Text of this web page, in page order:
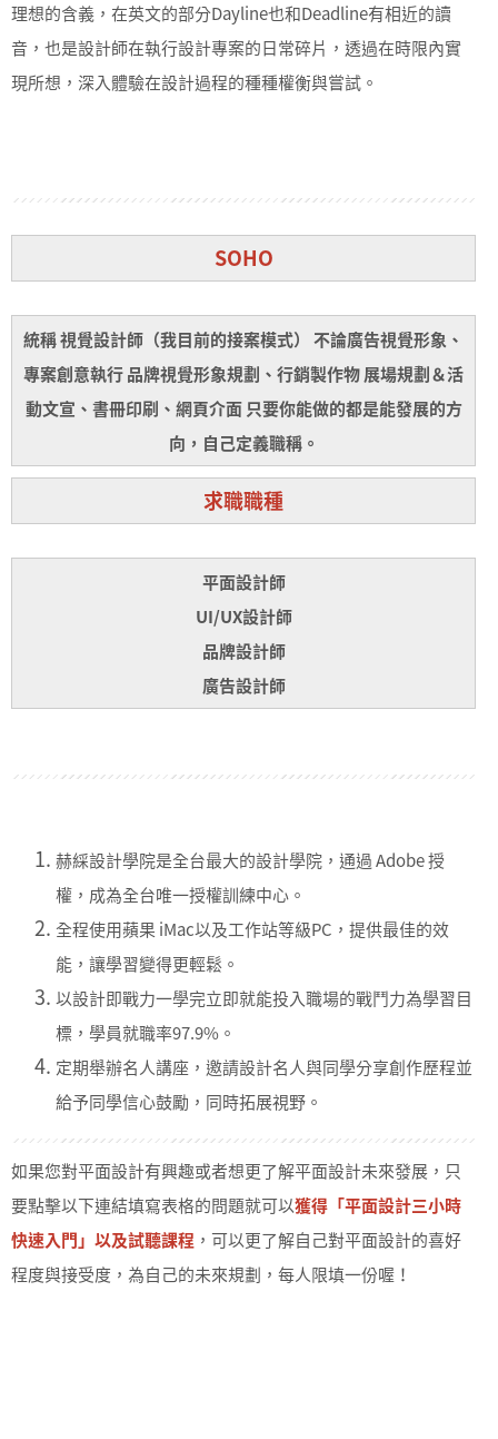
理想的含義，在英文的部分Dayline也和Deadline有相近的讀
音，也是設計師在執行設計專案的日常碎片，透過在時限內實
現所想，深入體驗在設計過程的種種權衡與嘗試。
SOHO
統稱 視覺設計師（我目前的接案模式） 不論廣告視覺形象、
專案創意執行 品牌視覺形象規劃、行銷製作物 展場規劃＆活
動文宣、書冊印刷、網頁介面 只要你能做的都是能發展的方
向，自己定義職稱。
求職職種
平面設計師
UI/UX設計師
品牌設計師
廣告設計師
赫綵設計學院是全台最大的設計學院，通過 Adobe 授
權，成為全台唯一授權訓練中心。
全程使用蘋果 iMac以及工作站等級PC，提供最佳的效
能，讓學習變得更輕鬆。
以設計即戰力一學完立即就能投入職場的戰鬥力為學習目
標，學員就職率97.9%。
定期舉辦名人講座，邀請設計名人與同學分享創作歷程並
給予同學信心鼓勵，同時拓展視野。
如果您對平面設計有興趣或者想更了解平面設計未來發展，只
要點擊以下連結填寫表格的問題就可以獲得「平面設計三小時
快速入門」以及試聽課程 ，可以更了解自己對平面設計的喜好
程度與接受度，為自己的未來規劃，每人限填一份喔！